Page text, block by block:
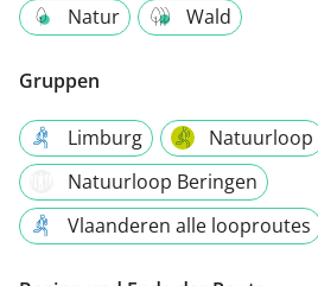
Natur Wald
Gruppen
Limburg
Natuurloop
Natuurloop Beringen
Vlaanderen alle looproutes